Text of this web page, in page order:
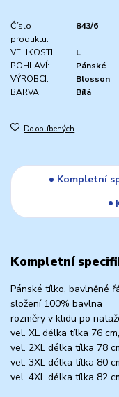
Číslo
produktu:
843/6
VELIKOSTI:
L
POHLAVÍ:
Pánské
VÝROBCI:
Blosson
BARVA:
Bílá
Do oblíbených
Kompletní
Kompletní
Pánské tílko, bavlněné
složení 100% bavlna
rozměry v klidu po
vel. XL délka tílka 76
vel. 2XL délka tílka 78
vel. 3XL délka tílka 80
vel. 4XL délka tílka 82